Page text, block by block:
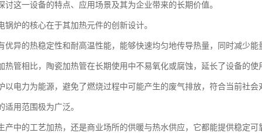
讨这一设备的特点、应用场景及其为企业带来的长期价值。
锅炉的核心在于其加热元件的创新设计。
优异的热稳定性和耐高温性能，能够快速均匀地传导热量，同时减少能
热管相比，陶瓷加热管在长期使用中不易氧化或腐蚀，延长了设备的使
以电力为能源，避免了燃烧过程中可能产生的废气排放，符合当前社会
适用范围极为广泛。
产中的工艺加热，还是商业场所的供暖与热水供应，它都能提供稳定可